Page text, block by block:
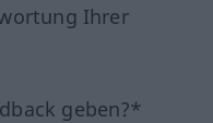
Ihrer
geben?*